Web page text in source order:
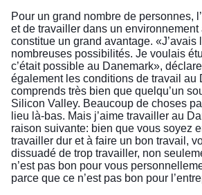
Pour un grand nombre de personnes,
et de travailler dans un
constitue un grand avantage. «J’avais
nombreuses possibilités. Je voulais
c’était possible au Danemark»,
également les conditions de travail au
comprends très bien que quelqu’un
Silicon Valley. Beaucoup de choses
lieu là-bas. Mais j’aime travailler au
raison suivante: bien que vous soyez
travailler dur et à faire un bon travail,
dissuadé de trop travailler, non
n’est pas bon pour vous
parce que ce n’est pas bon pour